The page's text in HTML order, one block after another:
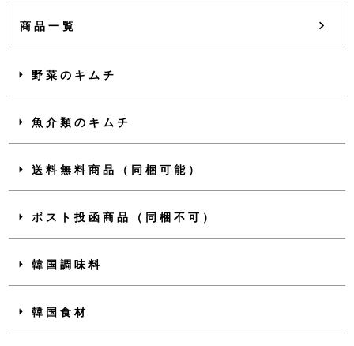
商品一覧
野菜のキムチ
魚介類のキムチ
送料無料商品（同梱可能）
ポスト投函商品（同梱不可）
韓国調味料
韓国食材